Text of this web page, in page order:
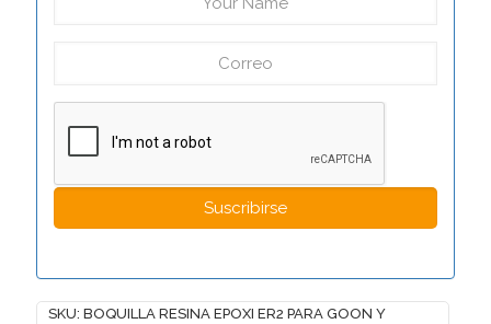
SKU: BOQUILLA RESINA EPOXI ER2 PARA GOON Y